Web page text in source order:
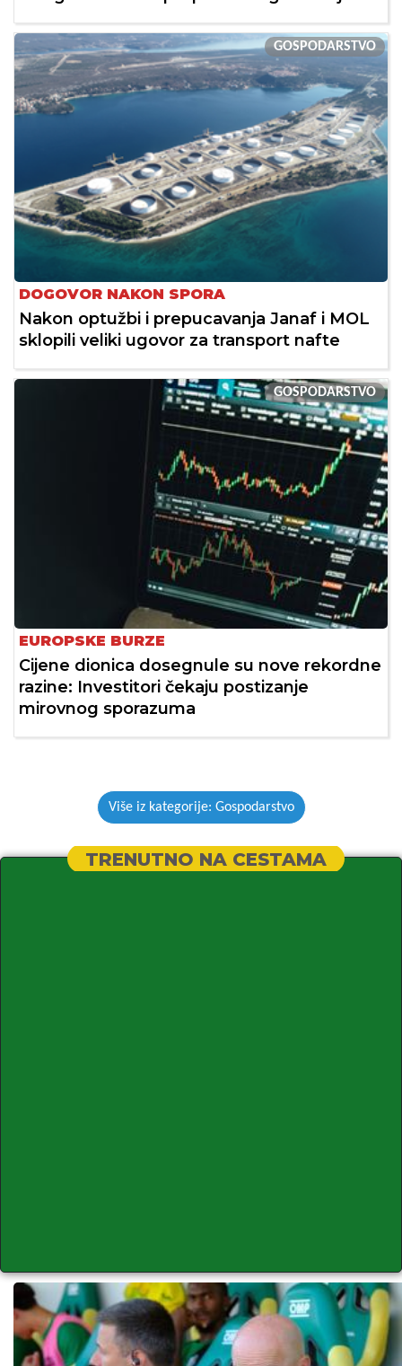
GOSPODARSTVO
DOGOVOR NAKON SPORA
Nakon optužbi i prepucavanja Janaf i MOL
sklopili veliki ugovor za transport nafte
GOSPODARSTVO
EUROPSKE BURZE
Cijene dionica dosegnule su nove rekordne
razine: Investitori čekaju postizanje
mirovnog sporazuma
Više iz kategorije: Gospodarstvo
TRENUTNO NA CESTAMA